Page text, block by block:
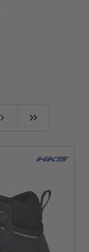
Weiter Zuletzt